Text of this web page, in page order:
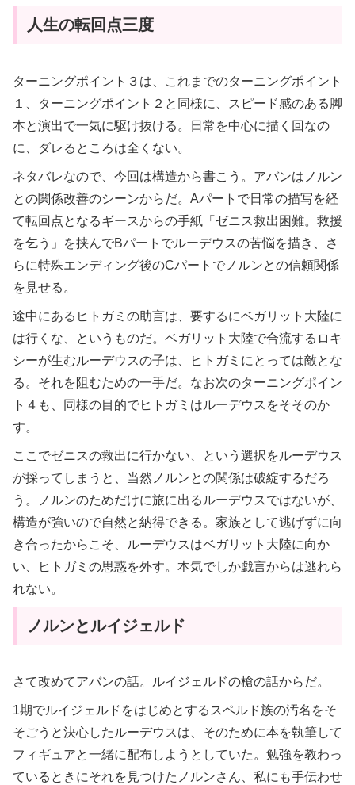
人生の転回点三度
ターニングポイント３は、これまでのターニングポイント
１、ターニングポイント２と同様に、スピード感のある脚
本と演出で一気に駆け抜ける。日常を中心に描く回なの
に、ダレるところは全くない。
ネタバレなので、今回は構造から書こう。アバンはノルン
との関係改善のシーンからだ。Aパートで日常の描写を経
て転回点となるギースからの手紙「ゼニス救出困難。救援
を乞う」を挟んでBパートでルーデウスの苦悩を描き、さ
らに特殊エンディング後のCパートでノルンとの信頼関係
を見せる。
途中にあるヒトガミの助言は、要するにベガリット大陸に
は行くな、というものだ。ベガリット大陸で合流するロキ
シーが生むルーデウスの子は、ヒトガミにとっては敵とな
る。それを阻むための一手だ。なお次のターニングポイン
ト４も、同様の目的でヒトガミはルーデウスをそそのか
す。
ここでゼニスの救出に行かない、という選択をルーデウス
が採ってしまうと、当然ノルンとの関係は破綻するだろ
う。ノルンのためだけに旅に出るルーデウスではないが、
構造が強いので自然と納得できる。家族として逃げずに向
き合ったからこそ、ルーデウスはベガリット大陸に向か
い、ヒトガミの思惑を外す。本気でしか戯言からは逃れら
れない。
ノルンとルイジェルド
さて改めてアバンの話。ルイジェルドの槍の話からだ。
1期でルイジェルドをはじめとするスペルド族の汚名をそ
そごうと決心したルーデウスは、そのために本を執筆して
フィギュアと一緒に配布しようとしていた。勉強を教わっ
ているときにそれを見つけたノルンさん、私にも手伝わせ